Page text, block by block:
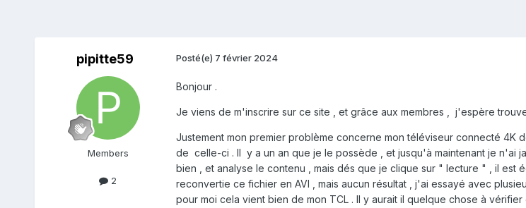
pipitte59
Members
2
Posté(e) 7 février 2024
Bonjour .
Je viens de m'inscrire sur ce site , et grâce aux membres , j'espère
Justement mon premier problème concerne mon téléviseur connecté 4K
de celle-ci . Il y a un an que je le possède , et jusqu'à maintenant je n'ai
bien , et analyse le contenu , mais dés que je clique sur " lecture " , il
reconvertie ce fichier en AVI , mais aucun résultat , j'ai essayé avec
pour moi cela vient bien de mon TCL . Il y aurait il quelque chose à